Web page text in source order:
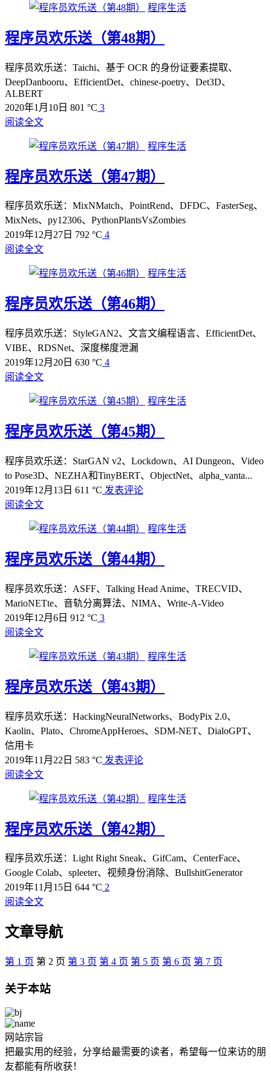
程序生活
程序员欢乐送（第48期）
程序员欢乐送：Taichi、基于 OCR 的身份证要素提取、
DeepDanbooru、EfficientDet、chinese-poetry、Det3D、
ALBERT
2020年1月10日 801 °C 3
阅读全文
程序生活
程序员欢乐送（第47期）
程序员欢乐送：MixNMatch、PointRend、DFDC、FasterSeg、
MixNets、py12306、PythonPlantsVsZombies
2019年12月27日 792 °C 4
阅读全文
程序生活
程序员欢乐送（第46期）
程序员欢乐送：StyleGAN2、文言文编程语言、EfficientDet、
VIBE、RDSNet、深度梯度泄漏
2019年12月20日 630 °C 4
阅读全文
程序生活
程序员欢乐送（第45期）
程序员欢乐送：StarGAN v2、Lockdown、AI Dungeon、Video
to Pose3D、NEZHA和TinyBERT、ObjectNet、alpha_vanta...
2019年12月13日 611 °C 发表评论
阅读全文
程序生活
程序员欢乐送（第44期）
程序员欢乐送：ASFF、Talking Head Anime、TRECVID、
MarioNETte、音轨分离算法、NIMA、Write-A-Video
2019年12月6日 912 °C 3
阅读全文
程序生活
程序员欢乐送（第43期）
程序员欢乐送：HackingNeuralNetworks、BodyPix 2.0、
Kaolin、Plato、ChromeAppHeroes、SDM-NET、DialoGPT、
信用卡
2019年11月22日 583 °C 发表评论
阅读全文
程序生活
程序员欢乐送（第42期）
程序员欢乐送：Light Right Sneak、GifCam、CenterFace、
Google Colab、spleeter、视频身份消除、BullshitGenerator
2019年11月15日 644 °C 2
阅读全文
文章导航
第 1 页 第 2 页 第 3 页 第 4 页 第 5 页 第 6 页 第 7 页
关于本站
网站宗旨
把最实用的经验，分享给最需要的读者，希望每一位来访的朋
友都能有所收获！